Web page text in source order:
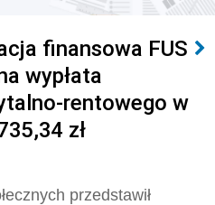
finansowa FUS
wypłata
rentowego w
zł
przedstawił